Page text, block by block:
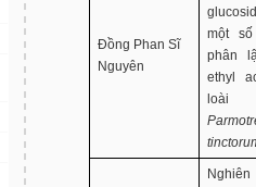
Đồng Phan Sĩ
Nguyên
một
phân
ethyl